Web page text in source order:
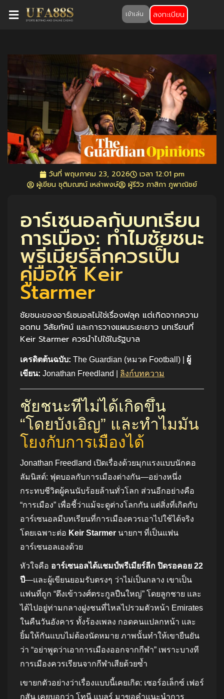
เข้าเล่น ลงทะเบียน
วันที่ พฤษภาคม 23, 2026 เวลา 12:01 pm
ผู้เขียน ชุติมณฑน์ เหล่าพงษ์
ผู้รีวิว ภาสิกา ภูพาณิชย์
อาร์เซนอลกับบทเรียน
การเมือง: ทำไมชัยชนะ
พรีเมียร์ลีกควรเป็น
คู่มือให้ Keir
Starmer
ชัยชนะของอาร์เซนอลไม่ใช่เรื่องฟลุค แต่เกิดจากความ
อดทน วิสัยทัศน์ และการวางแผนระยะยาว บทเรียนที่
Keir Starmer ควรนำไปใช้ในรัฐบาล
เครดิตต้นฉบับ: The Guardian (หมวด Football) | ผู้
เขียน: Jonathan Freedland | ลิงก์บทความ
ชัยชนะที่ไม่ได้เกิดขึ้น
“โดยบังเอิญ” และทำไมมัน
โยงกับการเมืองได้
Jonathan Freedland เปิดเรื่องด้วยมุกแรงแบบนักคอ
ลัมนิสต์: ฟุตบอลกับการเมืองต่างกัน—อย่างหนึ่ง
กระทบชีวิตผู้คนนับร้อยล้านทั่วโลก ส่วนอีกอย่างคือ
“การเมือง” เพื่อชี้ว่าแม้จะดูต่างโลกกัน แต่สิ่งที่เกิดกับ
อาร์เซนอลมีบทเรียนที่การเมืองควรเอาไปใช้ได้จริง
โดยเฉพาะต่อ Keir Starmer นายกฯ ที่เป็นแฟน
อาร์เซนอลเองด้วย
หัวใจคือ อาร์เซนอลได้แชมป์พรีเมียร์ลีก ปิดรอคอย 22
ปี—และผู้เขียนยอมรับตรงๆ ว่าไม่เป็นกลาง เขาเป็น
แฟนที่ถูก “ดึงเข้าวงศ์ตระกูลปืนใหญ่” โดยลูกชาย และ
ได้ไปอยู่ท่ามกลางฝูงชนที่ไหลไปรวมตัวหน้า Emirates
ในคืนวันอังคาร ทั้งร้องเพลง กอดคนแปลกหน้า และ
ยิ้มให้กันแบบไม่ต้องนัดหมาย ภาพนั้นทำให้เขายืนยัน
ว่า “อย่าพูดว่าเอาการเมืองออกจากกีฬา” เพราะบางที
การเมืองควรเรียนจากกีฬาเสียด้วยซ้ำ
เขายกตัวอย่างว่าเรื่องแบบนี้เคยเกิด: เซอร์อเล็กซ์ เฟอร์
กูสัน เคยบอกว่า โทนี แบลร์ มาขอคำแนะนำการ